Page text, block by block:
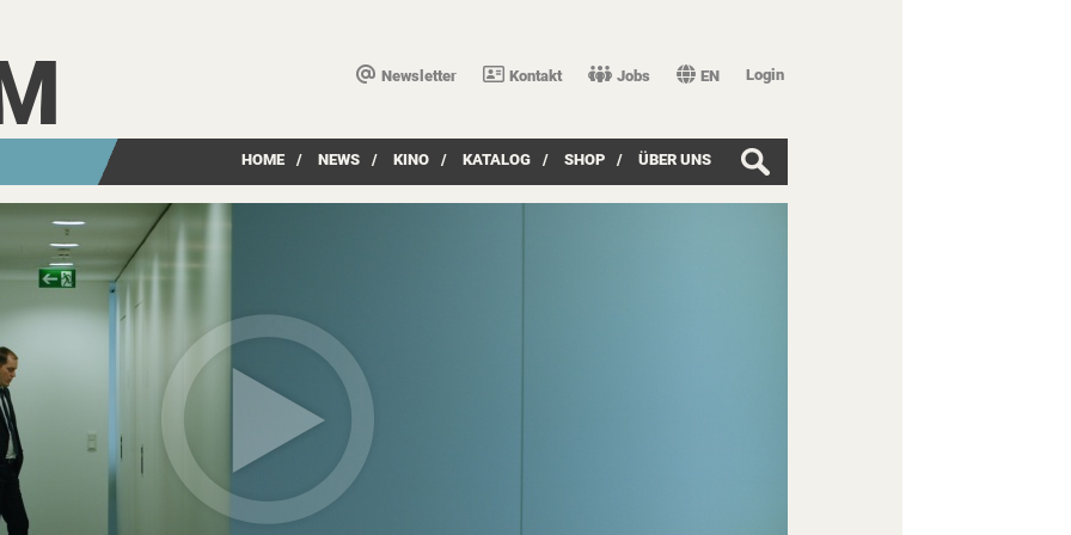
Newsletter Kontakt Jobs EN Login
HOME / NEWS / KINO / KATALOG / SHOP / ÜBER UNS